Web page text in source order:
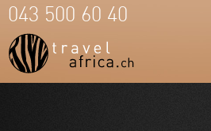
043 500 60 40